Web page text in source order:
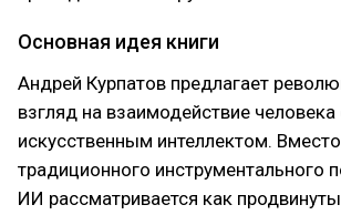
Основная идея книги
Андрей Курпатов предлагает
взгляд на взаимодействие человека
искусственным интеллектом. Вместо
традиционного инструментального
ИИ рассматривается как